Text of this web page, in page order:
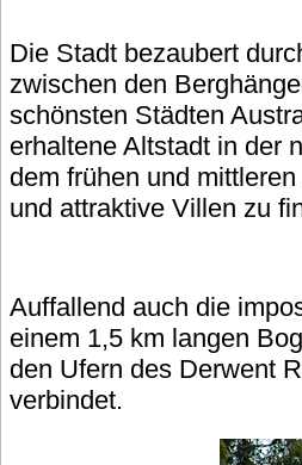
Die Stadt bezaubert
zwischen den
schönsten Städten
erhaltene Altstadt in der
dem frühen und
und attraktive Villen zu
Auffallend auch die
einem 1,5 km langen
den Ufern des Derwent
verbindet.